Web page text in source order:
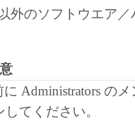
です。
示す下記のボタンを
同意したことになり
意できない場合、「
できません。
外のソフトウエア
Administrators の
てください。